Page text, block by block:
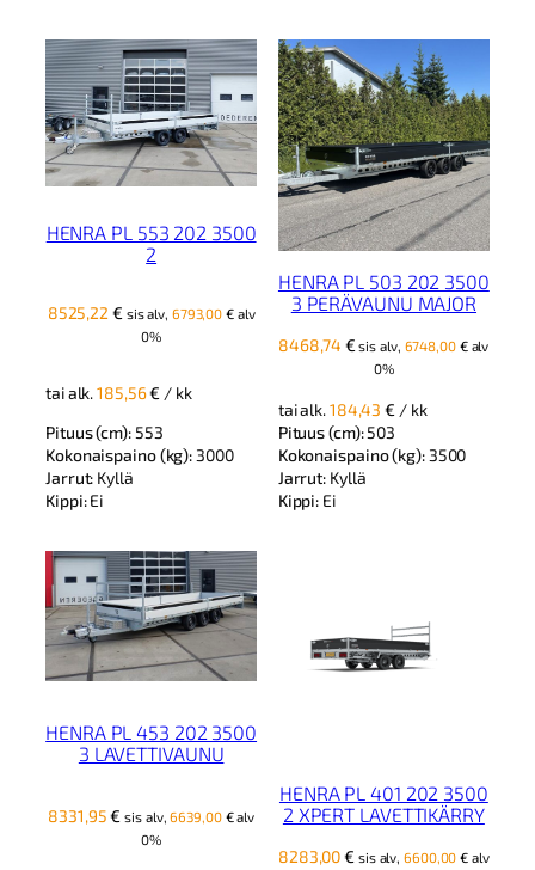
HENRA PL 553 202 3500
2
8525,22 € sis alv, 6793,00€alv
0%
tai alk.185,56€ / kk
Pituus (cm): 553
Kokonaispaino (kg): 3000
Jarrut: Kyllä
Kippi:Ei
HENRA PL 503 202 3500
3 PERÄVAUNU MAJOR
8468,74 € sis alv, 6748,00 €alv
0%
tai alk.184,43€ / kk
Pituus (cm):503
Kokonaispaino (kg): 3500
Jarrut: Kyllä
Kippi: Ei
HENRA PL 453 202 3500
3 LAVETTIVAUNU
8331,95€ sis alv,6639,00 €alv
0%
HENRA PL 401 202 3500
2 XPERT LAVETTIKÄRRY
8283,00€ sis alv,6600,00€ alv